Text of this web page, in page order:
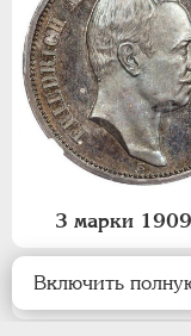
3 марки
Включить